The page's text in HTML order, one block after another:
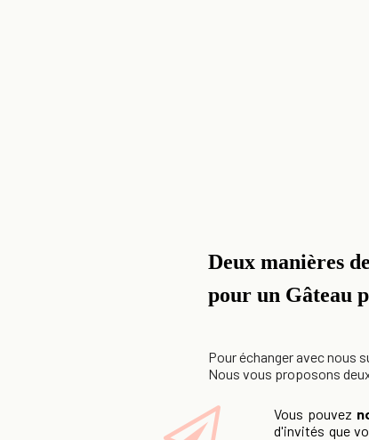
Deux manières
pour un Gâteau
Pour échanger avec nous
Nous vous proposons
Vous pouvez
d'invités que